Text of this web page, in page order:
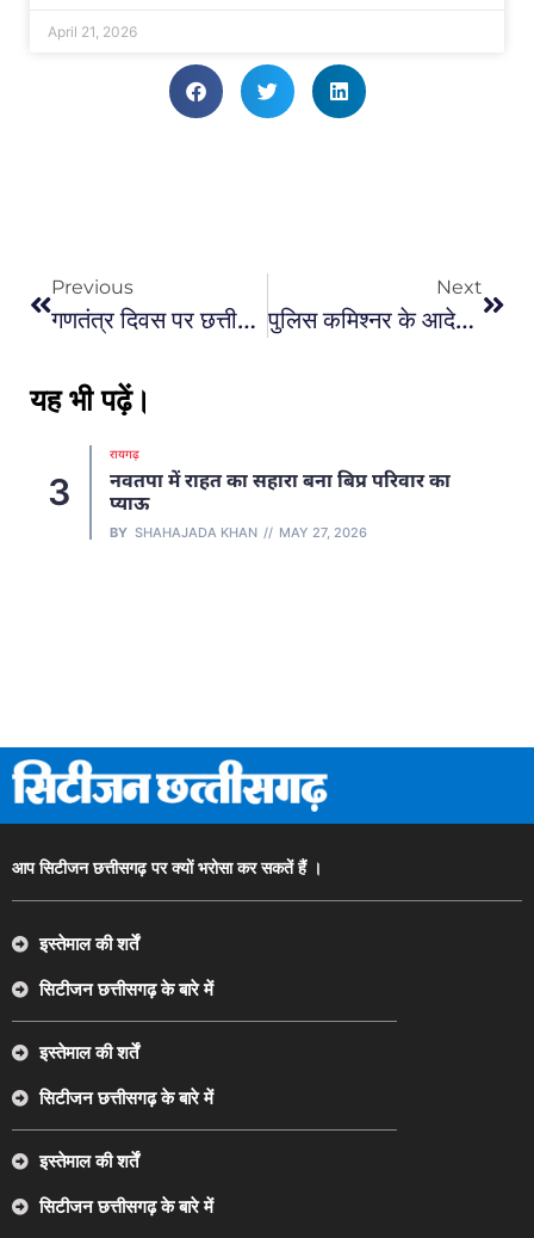
April 21, 2026
Previous
गणतंत्र दिवस पर छत्तीसगढ़ का मान_ डीजी हिमांशु गुप्ता समेत 25 जांबाज पुलिस अफसर होंगे सम्मानित-!
Next
पुलिस कमिश्नर के आदेश पर पूर्व CM बघेल का पलटवार; पूछा सिर्फ 2 महीने के लिए ही क्यों लागू किया गया नियम?
यह भी पढ़ें।
3
रायगढ़
नवतपा में राहत का सहारा बना बिप्र परिवार का
प्याऊ
BY SHAHAJADA KHAN MAY 27, 2026
आप सिटीजन छत्तीसगढ़ पर क्यों भरोसा कर सकतें हैं ।
इस्तेमाल की शर्तें
सिटीजन छत्तीसगढ़ के बारे में
इस्तेमाल की शर्तें
सिटीजन छत्तीसगढ़ के बारे में
इस्तेमाल की शर्तें
सिटीजन छत्तीसगढ़ के बारे में